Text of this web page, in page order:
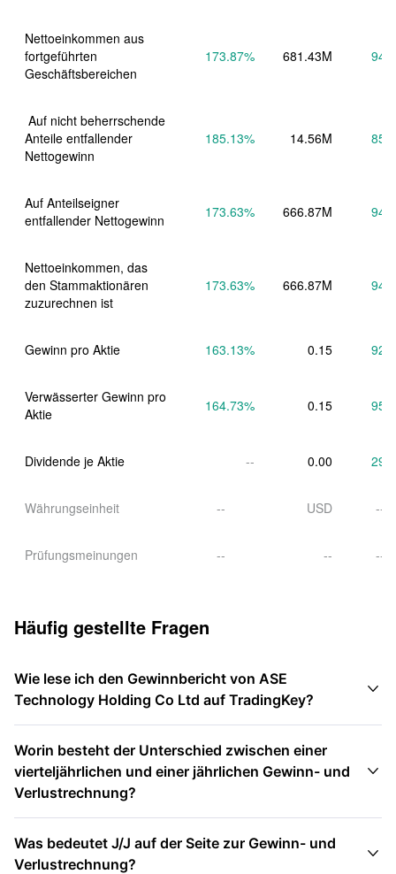
Nettoeinkommen aus
fortgeführten
Geschäftsbereichen
173.87% 681.43M
Anteile entfallender
Nettogewinn
185.13% 14.56M
Auf Anteilseigner
entfallender Nettogewinn
173.63% 666.87M
Nettoeinkommen, das
den Stammaktionären
zuzurechnen ist
173.63% 666.87M
Gewinn pro Aktie 163.13% 0.15
Verwässerter Gewinn pro
Aktie
164.73% 0.15
Dividende je Aktie -- 0.00
Währungseinheit -- USD --
Prüfungsmeinungen -- -- --
Häufig gestellte Fragen
Wie lese ich den Gewinnbericht von ASE
Technology Holding Co Ltd auf TradingKey?

Worin besteht der Unterschied zwischen einer
vierteljährlichen und einer jährlichen Gewinn- und
Verlustrechnung?

Was bedeutet J/J auf der Seite zur Gewinn- und
Verlustrechnung?
